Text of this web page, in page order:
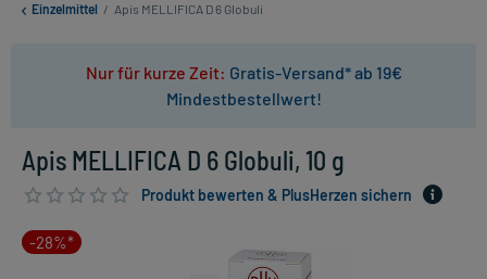
Einzelmittel / Apis MELLIFICA D 6 Globuli
Nur für kurze Zeit: Gratis-Versand* ab 19€
Mindestbestellwert!
Apis MELLIFICA D 6 Globuli, 10 g
Produkt bewerten & PlusHerzen sichern
-28%*